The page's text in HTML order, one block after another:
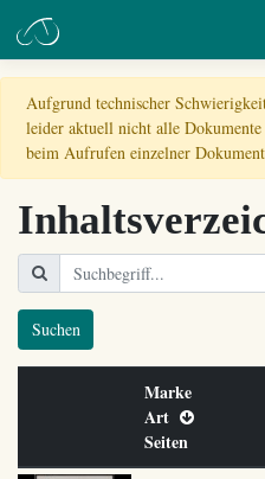
Aufgrund technischer
leider aktuell nicht alle
beim Aufrufen einzelner
Suchen
Marke
Art
Seiten